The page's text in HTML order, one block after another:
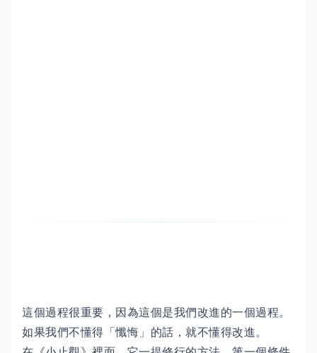
這個過程很重要，因為這個是我們改進的一個過程。
如果我們不懂得「懺悔」的話，就不懂得改進。